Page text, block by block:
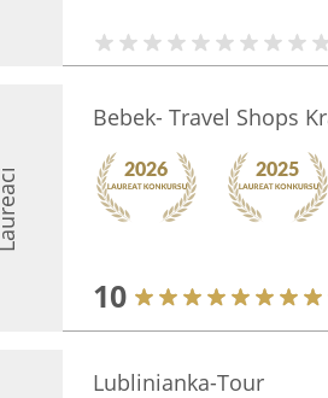
Laureaci
Bebek- Travel Shops
10
Lublinianka-Tour